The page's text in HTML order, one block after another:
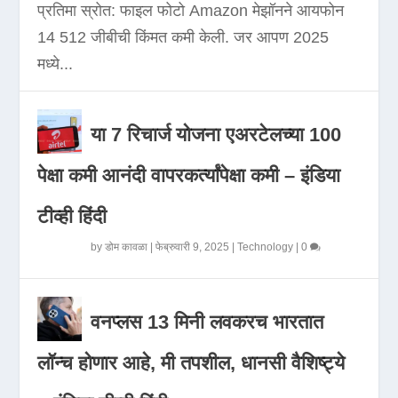
प्रतिमा स्रोत: फाइल फोटो Amazon मेझॉनने आयफोन
14 512 जीबीची किंमत कमी केली. जर आपण 2025
मध्ये...
या 7 रिचार्ज योजना एअरटेलच्या 100
पेक्षा कमी आनंदी वापरकर्त्यांपेक्षा कमी – इंडिया
टीव्ही हिंदी
byडोम कावळा |फेब्रुवारी 9, 2025 |Technology |0
वनप्लस 13 मिनी लवकरच भारतात
लॉन्च होणार आहे, मी तपशील, धानसी वैशिष्ट्ये